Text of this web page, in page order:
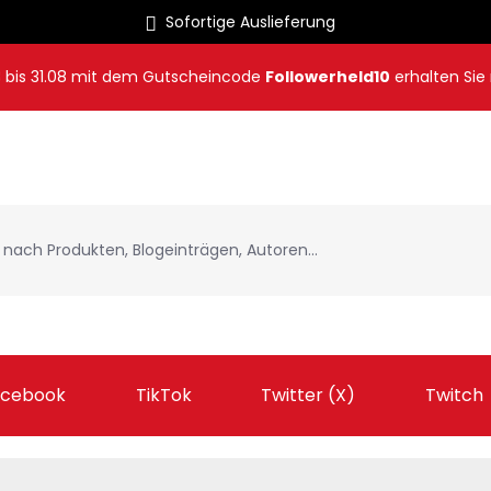
Sofortige Auslieferung
bis 31.08 mit dem Gutscheincode Followerheld10 erhalten Sie
TikTok Twitter (X) Twitch